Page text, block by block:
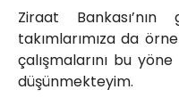
Ziraat
takımlarımıza da
çalışmalarını bu
düşünmekteyim.